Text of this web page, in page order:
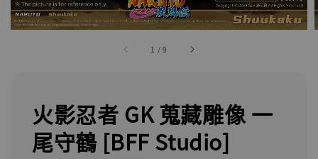
1 /9
火影忍者 GK 蒐藏雕像 一
尾守鶴 [BFF Studio]